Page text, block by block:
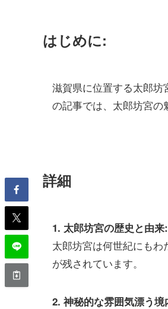
はじめに:
滋賀県に位置する太郎坊
の記事では、太郎坊宮の
詳細
1. 太郎坊宮の歴史と由来:
太郎坊宮は何世紀にも
が残されています。
2. 神秘的な雰囲気漂う境